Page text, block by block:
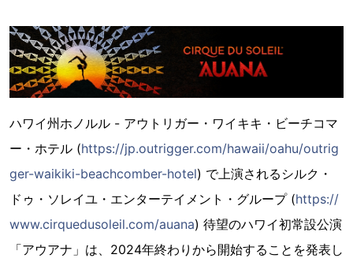
ハワイ州ホノルル - アウトリガー・ワイキキ・ビーチコマ
ー・ホテル (https://jp.outrigger.com/hawaii/oahu/outrig
ger-waikiki-beachcomber-hotel) で上演されるシルク・
ドゥ・ソレイユ・エンターテイメント・グループ (https://
www.cirquedusoleil.com/auana) 待望のハワイ初常設公演
「アウアナ」は、2024年終わりから開始することを発表し